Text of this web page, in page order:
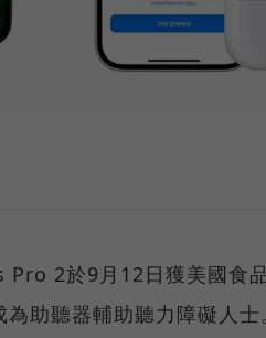
2於9月12日獲美國食
為助聽器輔助聽力障礙人